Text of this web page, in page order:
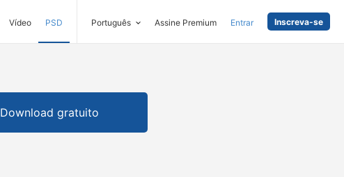
Vídeo PSD Português Assine Premium Entrar Inscreva-se
Download gratuito